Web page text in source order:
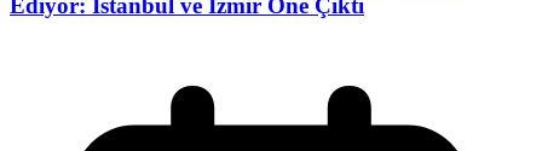
Ediyor: İstanbul ve İzmir Öne Çıktı